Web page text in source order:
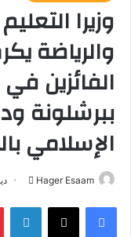
وزيرا
والرياضة
الفائزين
ببرشلونة
الإسلامي
Hager Esaam
أرسل
إلكترونيا
فيسبوك ‫X